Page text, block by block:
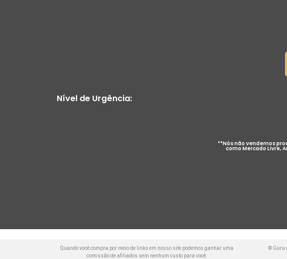
Nível de Urgência:
**Nós não vendemos
como Mercado Livre,
Quando você compra por meio de links em nosso site podemos ganhar uma
comissão de afiliados sem nenhum custo para você.
© Guru